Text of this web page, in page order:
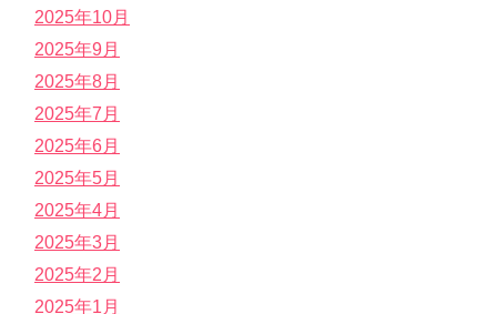
2025年10月
2025年9月
2025年8月
2025年7月
2025年6月
2025年5月
2025年4月
2025年3月
2025年2月
2025年1月